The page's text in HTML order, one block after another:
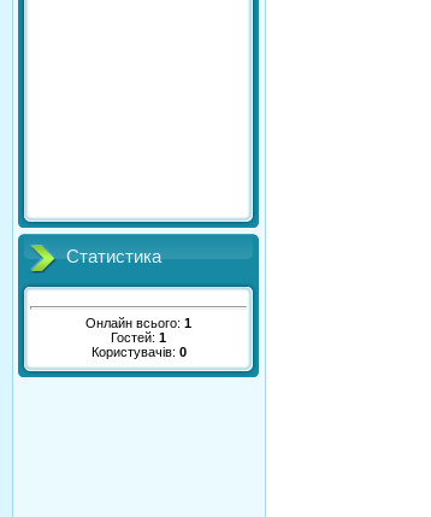
Статистика
Онлайн всього: 1
Гостей: 1
Користувачів: 0